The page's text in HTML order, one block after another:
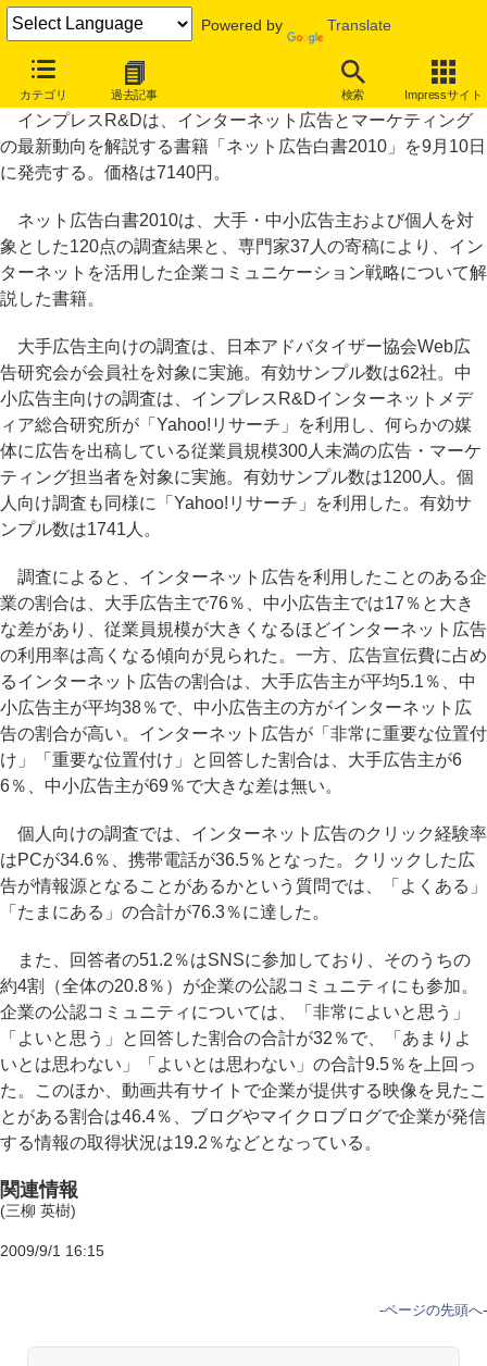
Powered by Translate
カテゴリ 過去記事 検索 Impressサイト
ネット広告利用率は大手76％、中小17％。「ネット広告白書2010」
インプレスR&Dは、インターネット広告とマーケティング
の最新動向を解説する書籍「ネット広告白書2010」を9月10日
に発売する。価格は7140円。
ネット広告白書2010は、大手・中小広告主および個人を対
象とした120点の調査結果と、専門家37人の寄稿により、イン
ターネットを活用した企業コミュニケーション戦略について解
説した書籍。
大手広告主向けの調査は、日本アドバタイザー協会Web広
告研究会が会員社を対象に実施。有効サンプル数は62社。中
小広告主向けの調査は、インプレスR&Dインターネットメデ
ィア総合研究所が「Yahoo!リサーチ」を利用し、何らかの媒
体に広告を出稿している従業員規模300人未満の広告・マーケ
ティング担当者を対象に実施。有効サンプル数は1200人。個
人向け調査も同様に「Yahoo!リサーチ」を利用した。有効サ
ンプル数は1741人。
調査によると、インターネット広告を利用したことのある企
業の割合は、大手広告主で76％、中小広告主では17％と大き
な差があり、従業員規模が大きくなるほどインターネット広告
の利用率は高くなる傾向が見られた。一方、広告宣伝費に占め
るインターネット広告の割合は、大手広告主が平均5.1％、中
小広告主が平均38％で、中小広告主の方がインターネット広
告の割合が高い。インターネット広告が「非常に重要な位置付
け」「重要な位置付け」と回答した割合は、大手広告主が6
6％、中小広告主が69％で大きな差は無い。
個人向けの調査では、インターネット広告のクリック経験率
はPCが34.6％、携帯電話が36.5％となった。クリックした広
告が情報源となることがあるかという質問では、「よくある」
「たまにある」の合計が76.3％に達した。
また、回答者の51.2％はSNSに参加しており、そのうちの
約4割（全体の20.8％）が企業の公認コミュニティにも参加。
企業の公認コミュニティについては、「非常によいと思う」
「よいと思う」と回答した割合の合計が32％で、「あまりよ
いとは思わない」「よいとは思わない」の合計9.5％を上回っ
た。このほか、動画共有サイトで企業が提供する映像を見たこ
とがある割合は46.4％、ブログやマイクロブログで企業が発信
する情報の取得状況は19.2％などとなっている。
関連情報
(三柳 英樹)
2009/9/1 16:15
-ページの先頭へ-